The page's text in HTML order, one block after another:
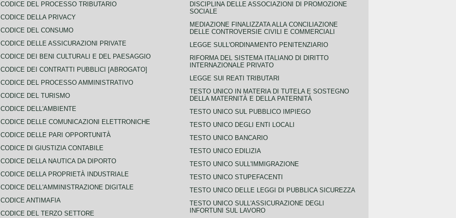
CODICE DEL PROCESSO TRIBUTARIO
CODICE DELLA PRIVACY
CODICE DEL CONSUMO
CODICE DELLE ASSICURAZIONI PRIVATE
CODICE DEI BENI CULTURALI E DEL PAESAGGIO
CODICE DEI CONTRATTI PUBBLICI [ABROGATO]
CODICE DEL PROCESSO AMMINISTRATIVO
CODICE DEL TURISMO
CODICE DELL'AMBIENTE
CODICE DELLE COMUNICAZIONI ELETTRONICHE
CODICE DELLE PARI OPPORTUNITÀ
CODICE DI GIUSTIZIA CONTABILE
CODICE DELLA NAUTICA DA DIPORTO
CODICE DELLA PROPRIETÀ INDUSTRIALE
CODICE DELL'AMMINISTRAZIONE DIGITALE
CODICE ANTIMAFIA
CODICE DEL TERZO SETTORE
DISCIPLINA DELLE ASSOCIAZIONI DI PROMOZIONE
SOCIALE
MEDIAZIONE FINALIZZATA ALLA CONCILIAZIONE
DELLE CONTROVERSIE CIVILI E COMMERCIALI
LEGGE SULL'ORDINAMENTO PENITENZIARIO
RIFORMA DEL SISTEMA ITALIANO DI DIRITTO
INTERNAZIONALE PRIVATO
LEGGE SUI REATI TRIBUTARI
TESTO UNICO IN MATERIA DI TUTELA E SOSTEGNO
DELLA MATERNITÀ E DELLA PATERNITÀ
TESTO UNICO SUL PUBBLICO IMPIEGO
TESTO UNICO DEGLI ENTI LOCALI
TESTO UNICO BANCARIO
TESTO UNICO EDILIZIA
TESTO UNICO SULL'IMMIGRAZIONE
TESTO UNICO STUPEFACENTI
TESTO UNICO DELLE LEGGI DI PUBBLICA SICUREZZA
TESTO UNICO SULL'ASSICURAZIONE DEGLI
INFORTUNI SUL LAVORO